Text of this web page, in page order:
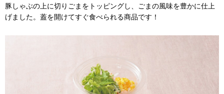
豚しゃぶの上に切りごまをトッピングし、ごまの風味を豊かに仕上
げました。蓋を開けてすぐ食べられる商品です！